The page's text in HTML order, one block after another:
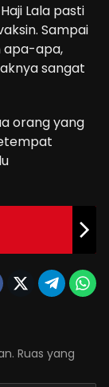
Lala pasti
Sampai
apa-apa,
sangat
orang yang
Ruas yang